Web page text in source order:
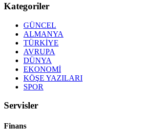
Kategoriler
GÜNCEL
ALMANYA
TÜRKİYE
AVRUPA
DÜNYA
EKONOMİ
KÖŞE YAZILARI
SPOR
Servisler
Finans